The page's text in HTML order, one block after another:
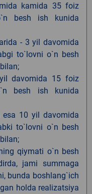
kamida 35 foiz
besh ish kunida
- 3 yil davomida
to`lovni o`n besh
davomida 15 foiz
besh ish kunida
10 yil davomida
to`lovni o`n besh
qiymati o`n besh
jami summaga
bunda boshlang`ich
holda realizatsiya